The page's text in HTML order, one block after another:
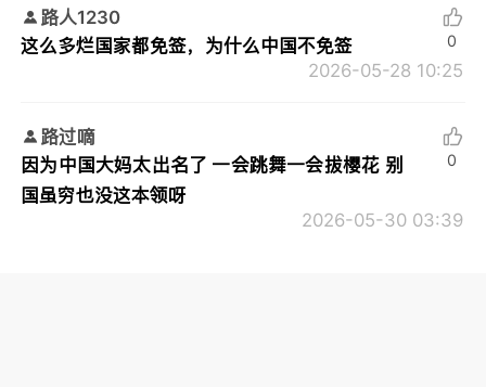
路人1230
这么多烂国家都免签，为什么中国不免签
2026-05-28 10:25
0
路过嘀
因为中国大妈太出名了 一会跳舞一会拔樱花 别
国虽穷也没这本领呀
2026-05-30 03:39
0